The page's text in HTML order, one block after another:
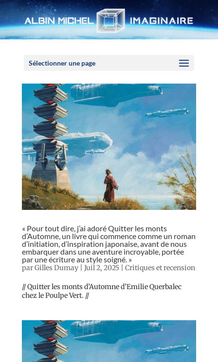
Sélectionner une page
« Pour tout dire, j’ai adoré Quitter les monts
d’Automne, un livre qui commence comme un roman
d’initiation, d’inspiration japonaise, avant de nous
embarquer dans une aventure incroyable, portée
par une écriture au style soigné. »
parGilles Dumay| Juil 2, 2025| Critiques et recension
// Quitter les monts d’Automne d’Emilie Querbalec
chez le Poulpe Vert. //
Panneau de gestion des cookies